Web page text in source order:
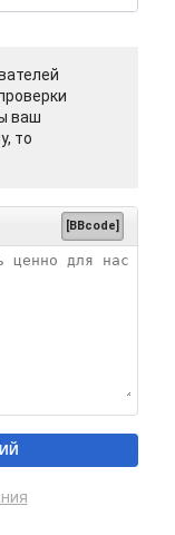
ваш
то
[BBcode]